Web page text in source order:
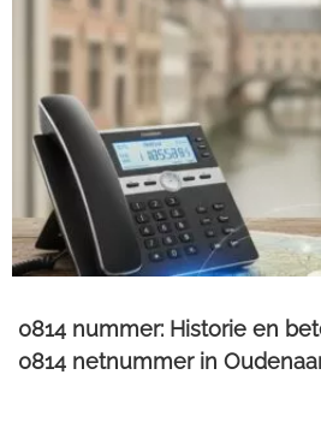
0814 nummer: Historie en
0814 netnummer in